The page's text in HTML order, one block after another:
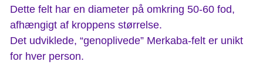
Dette felt har en diameter på omkring 50-60 fod,
afhængigt af kroppens størrelse.
Det udviklede, “genoplivede” Merkaba-felt er unikt
for hver person.